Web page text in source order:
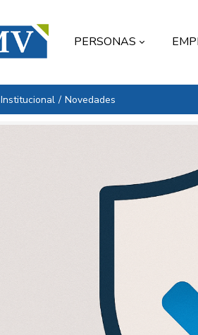
PERSONAS
Institucional / Novedades